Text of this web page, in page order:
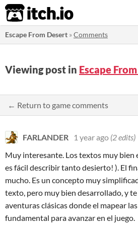
itch.io
Escape From Desert »Comments
Viewing post in Escape
← Return to game comments
FARLANDER 1 year ago (2 edits)
Muy interesante. Los textos muy bien
es fácil describir tanto desierto! ). El
mucho. Es un concepto muy
texto, pero muy bien desarrollado, y
aventuras clásicas donde el mapear
fundamental para avanzar en el juego.